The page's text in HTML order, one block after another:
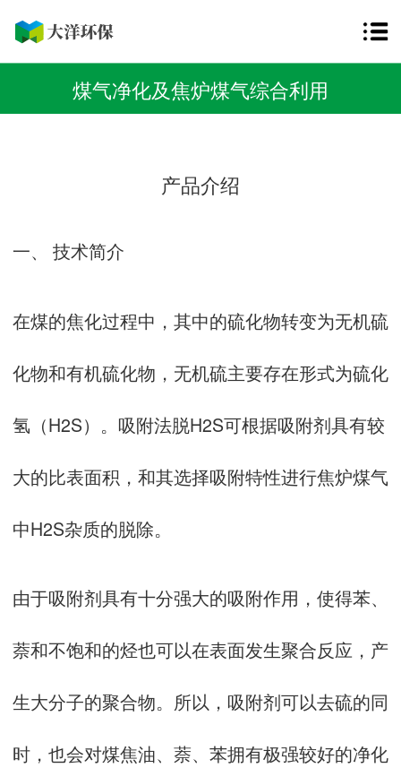
煤气净化及焦炉煤气综合利用
产品介绍
一、 技术简介
在煤的焦化过程中，其中的硫化物转变为无机硫
化物和有机硫化物，无机硫主要存在形式为硫化
氢（H2S）。吸附法脱H2S可根据吸附剂具有较
大的比表面积，和其选择吸附特性进行焦炉煤气
中H2S杂质的脱除。
由于吸附剂具有十分强大的吸附作用，使得苯、
萘和不饱和的烃也可以在表面发生聚合反应，产
生大分子的聚合物。所以，吸附剂可以去硫的同
时，也会对煤焦油、萘、苯拥有极强较好的净化